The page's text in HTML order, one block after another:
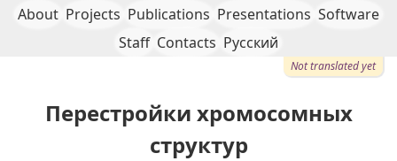
Русский
About Projects Publications Presentations Software
Staff Contacts
Not translated yet
Перестройки хромосомных
структур